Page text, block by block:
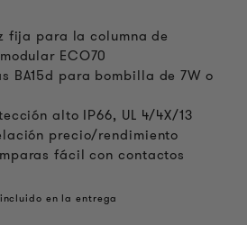
fija para la columna de
ECO70
BA15d para bombilla de 7W o
alto IP66, UL 4/4X/13
precio/rendimiento
fácil con contactos
en la entrega